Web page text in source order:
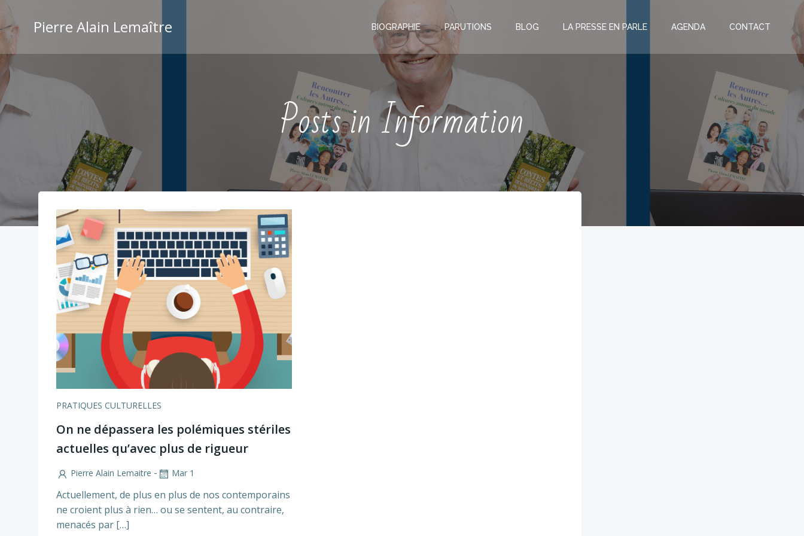
Aller
contenuPierre Alain Lemaître BIOGRAPHIE PARUTIONS BLOG LA PRESSE EN PARLE AGENDA CONTACT
Posts in Information
PRATIQUES CULTURELLES
On ne dépassera les polémiques stériles
actuelles qu’avec plus de rigueur
Pierre Alain Lemaitre - Mar 1
Actuellement, de plus en plus de nos contemporains
ne croient plus à rien… ou se sentent, au contraire,
menacés par […]